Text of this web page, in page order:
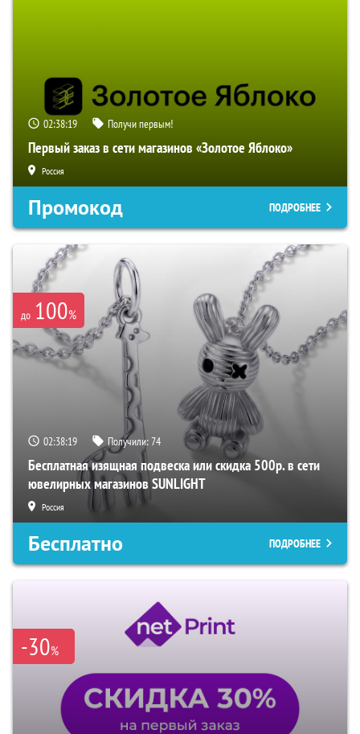
02:38:18 Получи первым!
Первый заказ в сети магазинов «Золотое Яблоко»
Россия
Промокод ПОДРОБНЕЕ
до 100%
02:38:18 Получили:74
Бесплатная изящная подвеска или скидка 500р. в сети
ювелирных магазинов SUNLIGHT
Россия
Бесплатно ПОДРОБНЕЕ
-30%